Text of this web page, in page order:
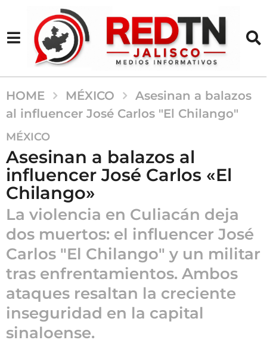
HOME MÉXICO
Asesinan a balazos
al influencer José Carlos "El Chilango"
2
a
ñ
s
g
o
2
a
ñ
o
s
a
g
MÉXICO
Asesinan a balazos al
influencer José Carlos «El
Chilango»
La violencia en Culiacán deja
dos muertos: el influencer José
Carlos "El Chilango" y un militar
tras enfrentamientos. Ambos
ataques resaltan la creciente
inseguridad en la capital
sinaloense.